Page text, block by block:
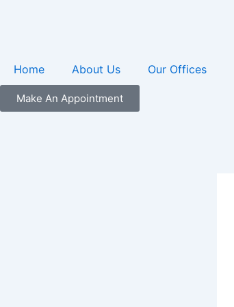
Home
About Us Our Offices
Make An Appointment